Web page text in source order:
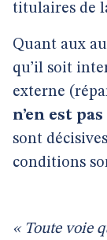
titulaires de
Quant aux
qu’il soit
externe
n’en est
sont
conditions
« Toute voie